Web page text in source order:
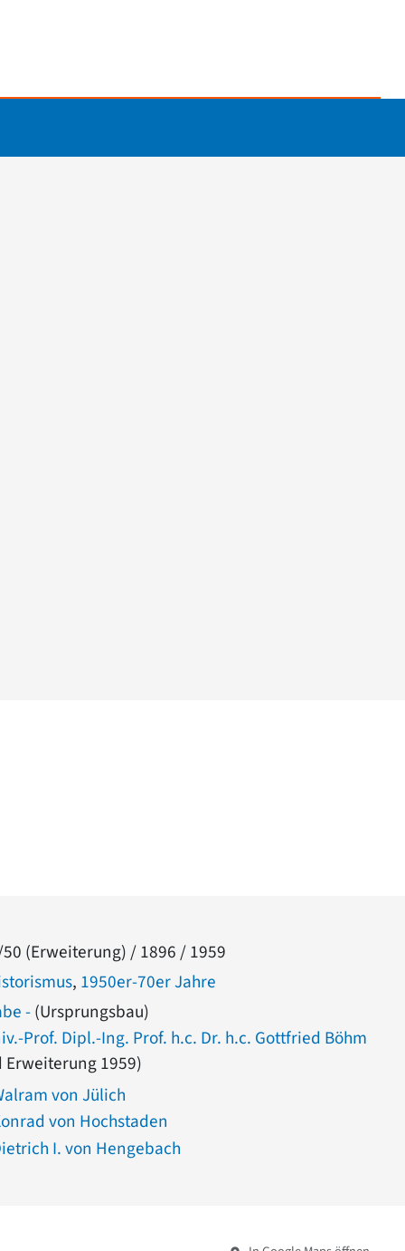
(Erweiterung) / 1896 / 1959
, 1950er-70er Jahre
-(Ursprungsbau)
Prof. Dipl.-Ing. Prof. h.c. Dr. h.c. Gottfried Böhm
Erweiterung 1959)
von Jülich
von Hochstaden
I. von Hengebach